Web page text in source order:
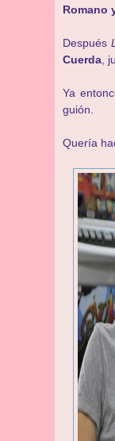
Romano
Después
Cuerda ,
Ya
guión.
Quería